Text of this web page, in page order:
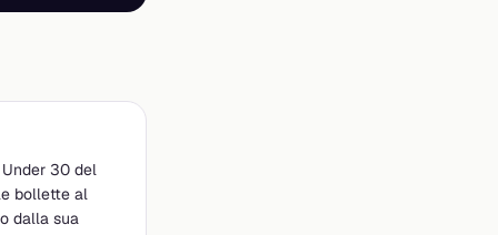
30 del
bollette al
dalla sua